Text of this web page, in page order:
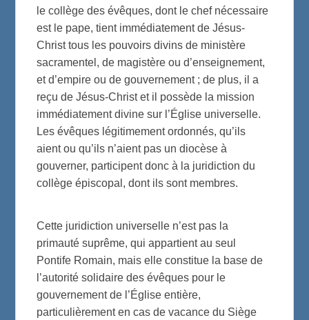
le collège des évêques, dont le chef nécessaire
est le pape, tient immédiatement de Jésus-
Christ tous les pouvoirs divins de ministère
sacramentel, de magistère ou d’enseignement,
et d’empire ou de gouvernement ; de plus, il a
reçu de Jésus-Christ et il possède la mission
immédiatement divine sur l’Église universelle.
Les évêques légitimement ordonnés, qu’ils
aient ou qu’ils n’aient pas un diocèse à
gouverner, participent donc à la juridiction du
collège épiscopal, dont ils sont membres.
Cette juridiction universelle n’est pas la
primauté suprême, qui appartient au seul
Pontife Romain, mais elle constitue la base de
l’autorité solidaire des évêques pour le
gouvernement de l’Église entière,
particulièrement en cas de vacance du Siège